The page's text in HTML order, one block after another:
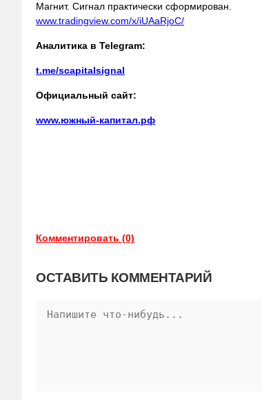
Магнит. Сигнал практически сформирован.
www.tradingview.com/x/iUAaRjoC/
Аналитика в Telegram:
t.me/scapitalsignal
Официальный сайт:
www.южный-капитал.рф
Комментировать (0)
ОСТАВИТЬ КОММЕНТАРИЙ